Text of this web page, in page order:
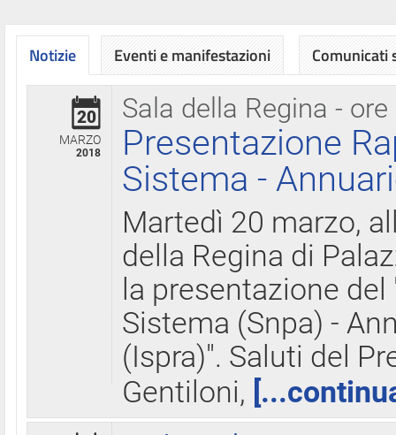
Notizie
Sala della Regina - ore
20
MARZO
2018
Presentazione
Sistema -
Martedì 20 marzo,
della Regina di
la presentazione
Sistema (Snpa) -
(Ispra)". Saluti del
Gentiloni,
Eventi e manifestazioni Comunicati